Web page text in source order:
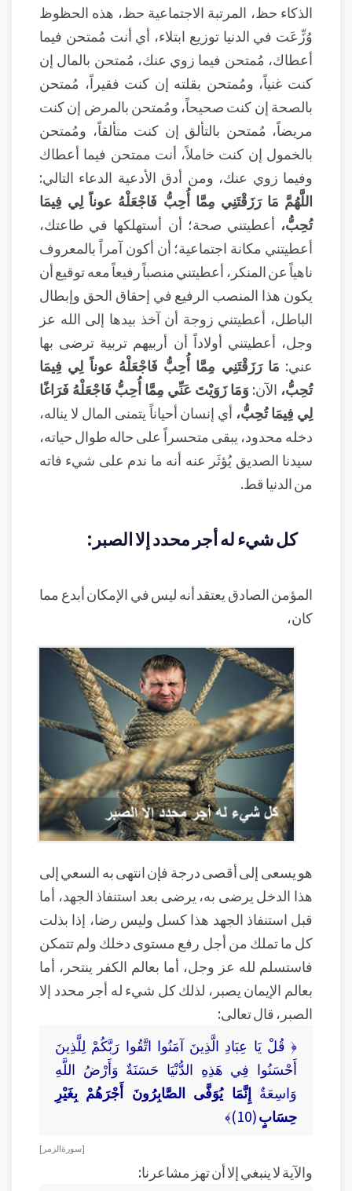
الذكاء حظ، المرتبة الاجتماعية حظ، هذه الحظوظ
وُزِّعَت في الدنيا توزيع ابتلاء، أي أنت مُمتحن فيما
أعطاك، مُمتحن فيما زوي عنك، مُمتحن بالمال إن
كنت غنياً، ومُمتحن بقلته إن كنت فقيراً، مُمتحن
بالصحة إن كنت صحيحاً، ومُمتحن بالمرض إن كنت
مريضاً، مُمتحن بالتألق إن كنت متألقاً، ومُمتحن
بالخمول إن كنت خاملاً، أنت ممتحن فيما أعطاك
وفيما زوي عنك، ومن أدق الأدعية الدعاء التالي:
اللَّهُمَّ مَا رَزَقْتَنِي مِمَّا أُحِبُّ فَاجْعَلْهُ عوناً لِي فِيمَا
تُحِبُّ، أعطيتني صحة؛ أن أستهلكها في طاعتك،
أعطيتني مكانة اجتماعية؛ أن أكون آمراً بالمعروف
ناهياً عن المنكر، أعطيتني منصباً رفيعاً معه توقيع أن
يكون هذا المنصب الرفيع في إحقاق الحق وإبطال
الباطل، أعطيتني زوجة أن آخذ بيدها إلى الله عز
وجل، أعطيتني أولاداً أن أربيهم تربية ترضى بها
عني: مَا رَزَقْتَنِي مِمَّا أُحِبُّ فَاجْعَلْهُ عوناً لِي فِيمَا
تُحِبُّ، الآن: وَمَا زَوَيْتَ عَنِّي مِمَّا أُحِبُّ فَاجْعَلْهُ فَرَاغًا
لِي فِيمَا تُحِبُّ، أي إنسان أحياناً يتمنى المال لا يناله،
دخله محدود، يبقى متحسراً على حاله طوال حياته،
سيدنا الصديق يُؤثَر عنه أنه ما ندم على شيء فاته
من الدنيا قط.
كل شيء له أجر محدد إلا الصبر:
المؤمن الصادق يعتقد أنه ليس في الإمكان أبدع مما
كان،
هو يسعى إلى أقصى درجة فإن انتهى به السعي إلى
هذا الدخل يرضى به، يرضى بعد استنفاذ الجهد، أما
قبل استنفاذ الجهد هذا كسل وليس رضا، إذا بذلت
كل ما تملك من أجل رفع مستوى دخلك ولم تتمكن
فاستسلم لله عز وجل، أما بعالم الكفر ينتحر، أما
بعالم الإيمان يصبر، لذلك كل شيء له أجر محدد إلا
الصبر، قال تعالى:
﴿ قُلْ يَا عِبَادِ الَّذِينَ آمَنُوا اتَّقُوا رَبَّكُمْ لِلَّذِينَ
أَحْسَنُوا فِي هَذِهِ الدُّنْيَا حَسَنَةٌ وَأَرْضُ اللَّهِ
وَاسِعَةٌ إِنَّمَا يُوَفَّى الصَّابِرُونَ أَجْرَهُمْ بِغَيْرِ
حِسَابٍ(10)﴾
[ سورة الزمر ]
والآية لا ينبغي إلا أن تهز مشاعرنا: